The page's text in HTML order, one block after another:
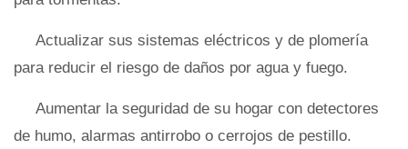
Actualizar sus sistemas eléctricos y de plomería
para reducir el riesgo de daños por agua y fuego.
Aumentar la seguridad de su hogar con detectores
de humo, alarmas antirrobo o cerrojos de pestillo.